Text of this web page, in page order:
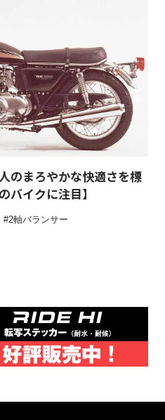
のまろやかな快適さを標
バイクに注目】
2軸バランサー